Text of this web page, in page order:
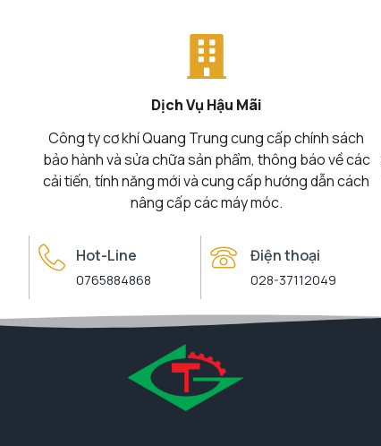
Dịch Vụ Hậu Mãi
Công ty cơ khí Quang Trung cung cấp chính sách
bảo hành và sửa chữa sản phẩm, thông báo về các
cải tiến, tính năng mới và cung cấp hướng dẫn cách
nâng cấp các máy móc.
Hot-Line
0765884868
Điện thoại
028-37112049